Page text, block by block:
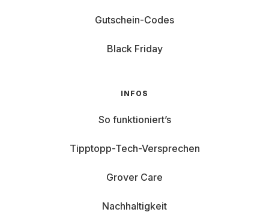
Gutschein-Codes
Black Friday
INFOS
So funktioniert’s
Tipptopp-Tech-Versprechen
Grover Care
Nachhaltigkeit